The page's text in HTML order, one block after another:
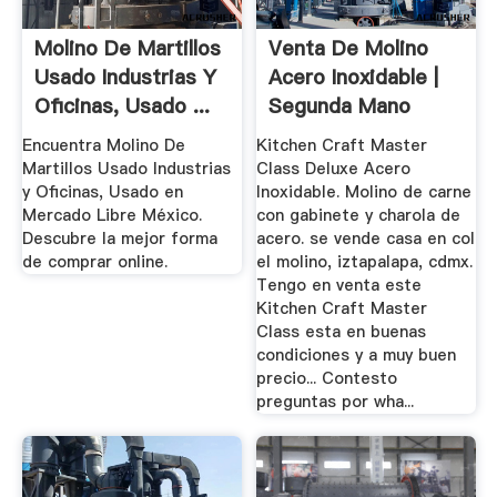
Molino De Martillos
Usado Industrias Y
Oficinas, Usado ...
Encuentra Molino De
Martillos Usado Industrias
y Oficinas, Usado en
Mercado Libre México.
Descubre la mejor forma
de comprar online.
Venta De Molino
Acero Inoxidable |
Segunda Mano
Kitchen Craft Master
Class Deluxe Acero
Inoxidable. Molino de carne
con gabinete y charola de
acero. se vende casa en col
el molino, iztapalapa, cdmx.
Tengo en venta este
Kitchen Craft Master
Class esta en buenas
condiciones y a muy buen
precio... Contesto
preguntas por wha...